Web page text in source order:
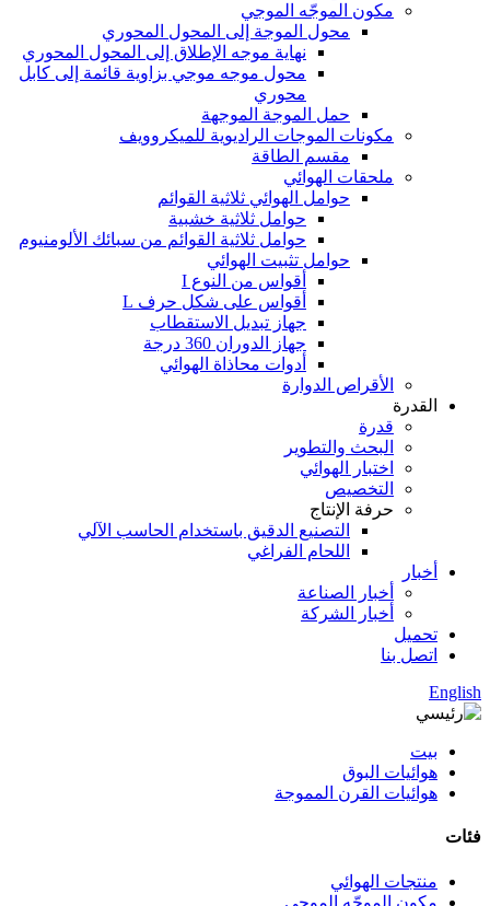
مكون الموجّه الموجي
محول الموجة إلى المحول المحوري
نهاية موجه الإطلاق إلى المحول المحوري
محول موجه موجي بزاوية قائمة إلى كابل
محوري
حمل الموجة الموجهة
مكونات الموجات الراديوية للميكروويف
مقسم الطاقة
ملحقات الهوائي
حوامل الهوائي ثلاثية القوائم
حوامل ثلاثية خشبية
حوامل ثلاثية القوائم من سبائك الألومنيوم
حوامل تثبيت الهوائي
أقواس من النوع I
أقواس على شكل حرف L
جهاز تبديل الاستقطاب
جهاز الدوران 360 درجة
أدوات محاذاة الهوائي
الأقراص الدوارة
القدرة
قدرة
البحث والتطوير
اختبار الهوائي
التخصيص
حرفة الإنتاج
التصنيع الدقيق باستخدام الحاسب الآلي
اللحام الفراغي
أخبار
أخبار الصناعة
أخبار الشركة
تحميل
اتصل بنا
English
بيت
هوائيات البوق
هوائيات القرن المموجة
فئات
منتجات الهوائي
مكون الموجّه الموجي